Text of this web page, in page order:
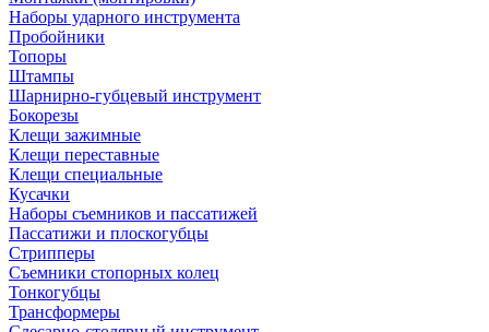
Наборы ударного инструмента
Пробойники
Топоры
Штампы
Шарнирно-губцевый инструмент
Бокорезы
Клещи зажимные
Клещи переставные
Клещи специальные
Кусачки
Наборы съемников и пассатижей
Пассатижи и плоскогубцы
Стрипперы
Съемники стопорных колец
Тонкогубцы
Трансформеры